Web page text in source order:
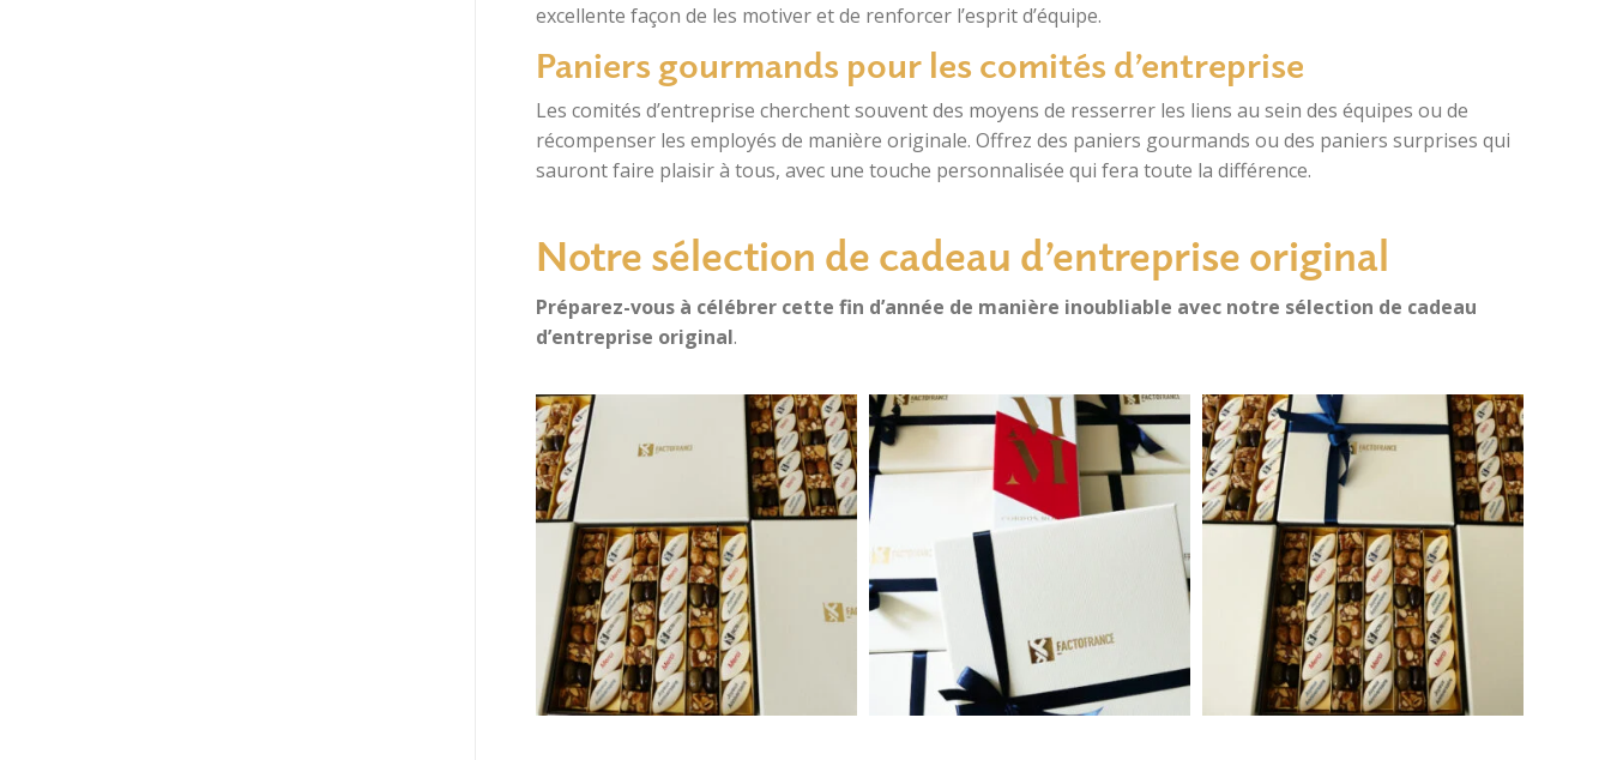
excellente façon de les motiver et de renforcer l’esprit d’équipe.
Paniers gourmands pour les comités d’entreprise
Les comités d’entreprise cherchent souvent des moyens de resserrer les liens au sein des équipes ou de
récompenser les employés de manière originale. Offrez des paniers gourmands ou des paniers surprises qui
sauront faire plaisir à tous, avec une touche personnalisée qui fera toute la différence.
Notre sélection de cadeau d’entreprise original
Préparez-vous à célébrer cette fin d’année de manière inoubliable avec notre sélection de cadeau
d’entreprise original.